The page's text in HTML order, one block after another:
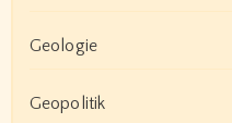
Geologie
Geopolitik